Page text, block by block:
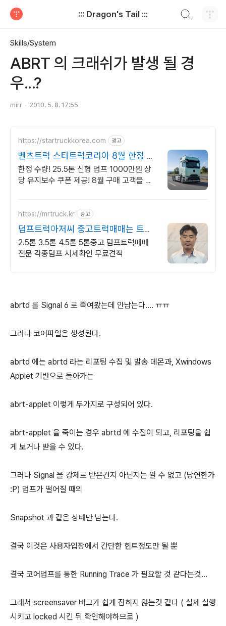
::: Dragon's Tail :::
Skills/System
ABRT 의 크래쉬가 발생 될 경
우...?
mirr 2010. 5. 8. 17:55
https://startruckkorea.com 광고
벤츠트럭 스타트럭코리아 8월 한정 프
로모션 혜택확인
한정 수량! 25.5톤 신형 덤프 1000만원 상
당 유지보수 쿠폰 제공! 8월 구매 고객을 위
https://mrtruck.kr 광고
덤프트럭아저씨 중고트럭매매는 트럭
아저씨에게
2.5톤 3.5톤 4.5톤 5톤중고 덤프트럭매매
전문 각종덤프 시세확인 무료견적
abrtd 를 Signal 6 로 죽여봤는데 안남는다.... ㅠㅠ
그러나 코어파일은 생성된다.
abrtd 에는 abrtd 라는 리포팅 수집 및 발송 데몬과, Xwindows
Applet 기반으로 돌아가는
abrt-applet 이렇게 두가지로 구성되어 있다.
abrt-applet 을 죽이는 경우 abrtd 에 수집이 되고, 리포팅을 쉽
게 보거나 받을 수 있다.
그러나 Signal 을 강제로 받은건지 아닌지는 알 수 없고 (당연한가
:P) 덤프가 떨어질 때의
Snapshot 과 같은 상태만 남는다.
결국 이것은 사용자입장에서 간단한 힌트정도만 될 뿐
결국 코어덤프를 통한 Running Trace 가 필요할 것 같다는것...
그래서 screensaver 버그가 쉽게 잡히지 않는것 같다 ( 실제 실행
시키고 locked 시킨 뒤 확인해야하므로 )